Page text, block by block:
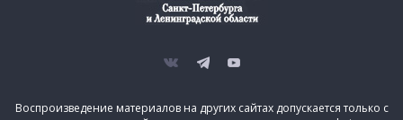
Воспроизведение материалов на других сайтах допускается только с